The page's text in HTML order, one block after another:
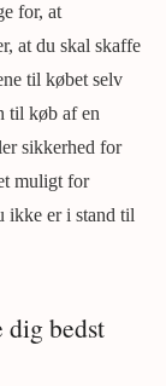
for, at
at du skal skaffe
til købet selv
til køb af en
sikkerhed for
muligt for
ikke er i stand til
dig bedst